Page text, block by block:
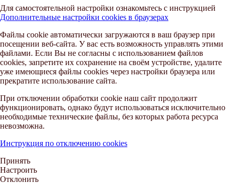
Для самостоятельной настройки ознакомьтесь с инструкцией
Дополнительные настройки cookies в браузерах
Файлы cookie автоматически загружаются в ваш браузер при
посещении веб-сайта. У вас есть возможность управлять этими
файлами. Если Вы не согласны с использованием файлов
cookies, запретите их сохранение на своём устройстве, удалите
уже имеющиеся файлы cookies через настройки браузера или
прекратите использование сайта.
При отключении обработки cookie наш сайт продолжит
функционировать, однако будут использоваться исключительно
необходимые технические файлы, без которых работа ресурса
невозможна.
Инструкция по отключению cookies
Принять
Настроить
Отклонить